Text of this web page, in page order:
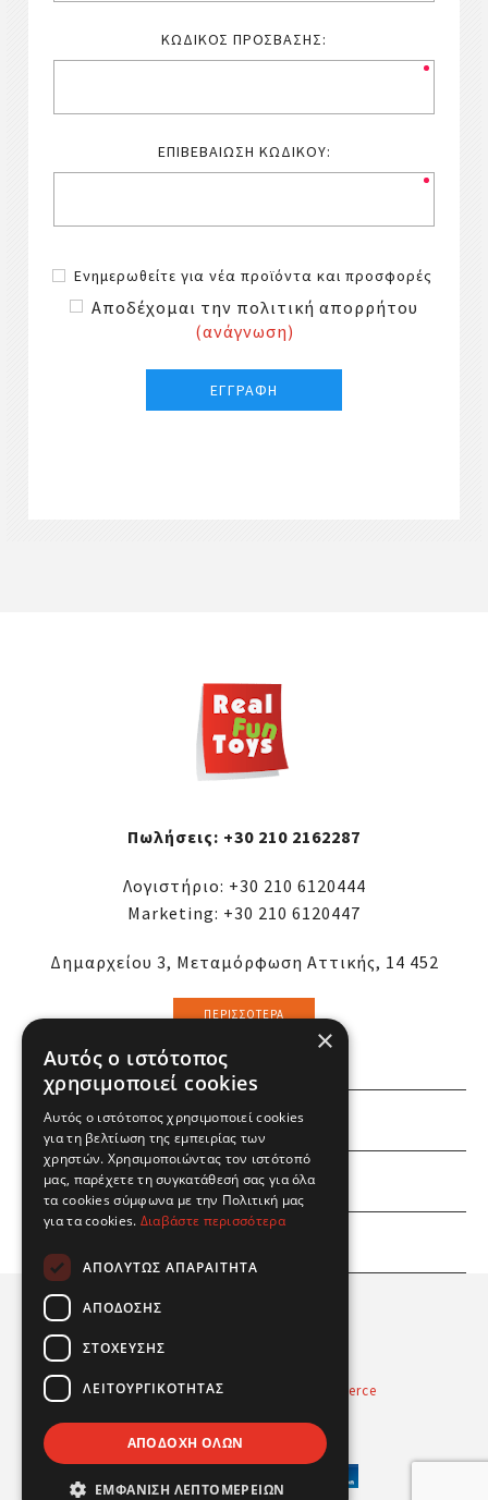
ΚΩΔΙΚΌΣ ΠΡΌΣΒΑΣΗΣ:
ΕΠΙΒΕΒΑΊΩΣΗ ΚΩΔΙΚΟΎ:
Ενημερωθείτε για νέα προϊόντα και προσφορές
Αποδέχομαι την πολιτική απορρήτου
(ανάγνωση)
Πωλήσεις: +30 210 2162287
Λογιστήριο: +30 210 6120444
Marketing: +30 210 6120447
Δημαρχείου 3, Μεταμόρφωση Αττικής, 14 452
ΠΕΡΙΣΣΌΤΕΡΑ
ΕΜΕΙΣ
ΕΣΕΙΣ
Powered byRadicode
nopCommerce
×
Αυτός ο ιστότοπος
χρησιμοποιεί cookies
Αυτός ο ιστότοπος χρησιμοποιεί cookies
για τη βελτίωση της εμπειρίας των
χρηστών. Χρησιμοποιώντας τον ιστότοπό
μας, παρέχετε τη συγκατάθεσή σας για όλα
τα cookies σύμφωνα με την Πολιτική μας
για τα cookies. Διαβάστε περισσότερα
ΑΠΟΛΎΤΩΣ ΑΠΑΡΑΊΤΗΤΑ
ΑΠΌΔΟΣΗΣ
ΣΤΌΧΕΥΣΗΣ
ΛΕΙΤΟΥΡΓΙΚΌΤΗΤΑΣ
ΑΠΟΔΟΧΉ ΌΛΩΝ
ΕΜΦΆΝΙΣΗ ΛΕΠΤΟΜΕΡΕΙΏΝ